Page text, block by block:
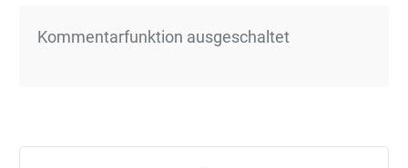
Kommentarfunktion ausgeschaltet